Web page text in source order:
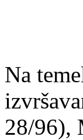
Na
28/96),